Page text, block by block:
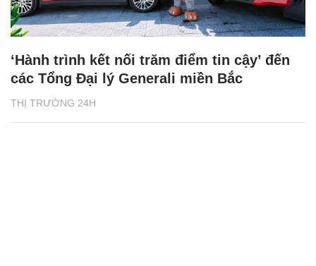
THỊ TRƯỜNG 24H
‘Hành trình kết nối trăm điểm tin cậy’ đến
các Tổng Đại lý Generali miền Bắc